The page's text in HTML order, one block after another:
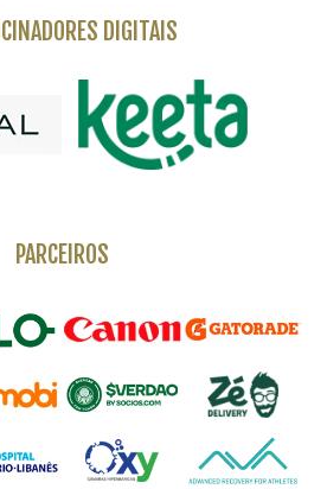
DIGITAIS
PARCEIROS